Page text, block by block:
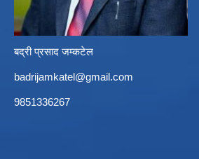
बद्री प्रसाद जम्कटेल
badrijamkatel@gmail.com
9851336267